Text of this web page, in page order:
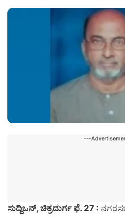
---
ಸುದ್ದಿಒನ್, ಚಿತ್ರದುರ್ಗ ಫೆ. 27 :